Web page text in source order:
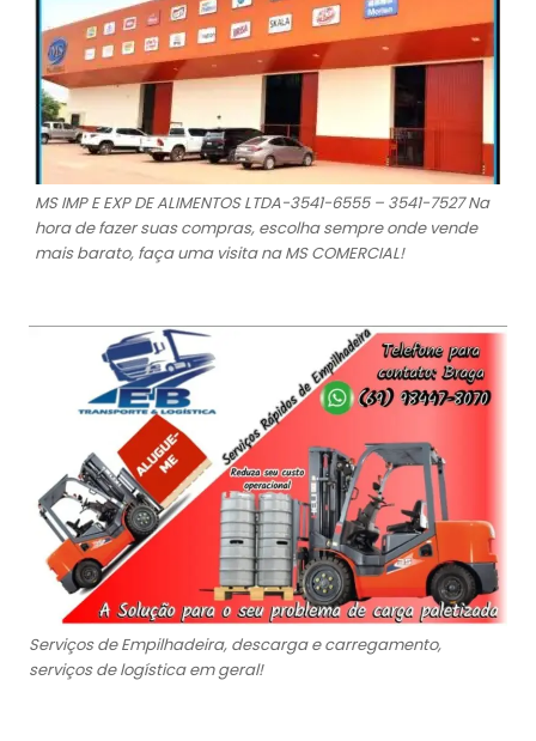
MS IMP E EXP DE ALIMENTOS LTDA-3541-6555 – 3541-7527 Na
hora de fazer suas compras, escolha sempre onde vende
mais barato, faça uma visita na MS COMERCIAL!
Serviços de Empilhadeira, descarga e carregamento,
serviços de logística em geral!